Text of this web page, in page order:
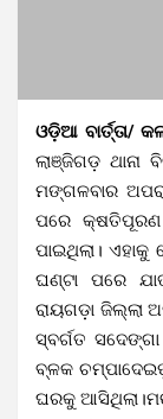
ଓଡ଼ିଆ ବାର୍ତ୍ତା/
ଲାଞ୍ଜିଗଡ଼ ଥାନା
ମଙ୍ଗଳବାର
ପରେ କ୍ଷତିପୂରଣ
ପାଇଥିଲା।
ଘଣ୍ଟା ପରେ
ରାୟଗଡ଼ା ଜିଲ୍ଲା
ସ୍ବର୍ଗତ
ବ୍ଳକ
ଘରକୁ